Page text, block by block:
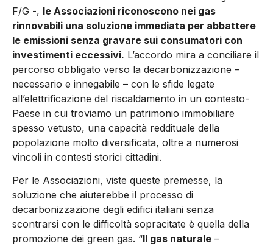
F/G -, le Associazioni riconoscono nei gas
rinnovabili una soluzione immediata per abbattere
le emissioni senza gravare sui consumatori con
investimenti eccessivi. L’accordo mira a conciliare il
percorso obbligato verso la decarbonizzazione –
necessario e innegabile – con le sfide legate
all’elettrificazione del riscaldamento in un contesto-
Paese in cui troviamo un patrimonio immobiliare
spesso vetusto, una capacità reddituale della
popolazione molto diversificata, oltre a numerosi
vincoli in contesti storici cittadini.
Per le Associazioni, viste queste premesse, la
soluzione che aiuterebbe il processo di
decarbonizzazione degli edifici italiani senza
scontrarsi con le difficoltà sopracitate è quella della
promozione dei green gas. “Il gas naturale –